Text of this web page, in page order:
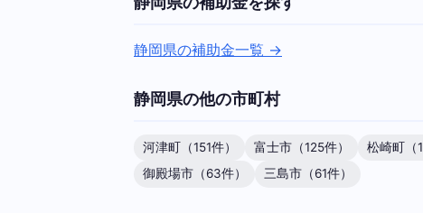
静岡県の補助金一覧 →
静岡県の他の市町村
河津町（151件） 富士市（125件） 松崎町（
御殿場市（63件）
三島市（61件）